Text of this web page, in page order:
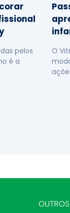
pelos
é a
O